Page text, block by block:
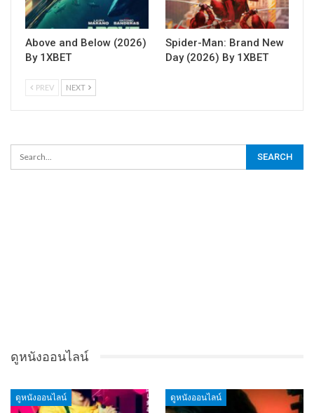
Above and Below (2026)
By 1XBET
Spider-Man: Brand New
Day (2026) By 1XBET
PREV NEXT
ดูหนังออนไลน์
ดูหนังออนไลน์ ดูหนังออนไลน์